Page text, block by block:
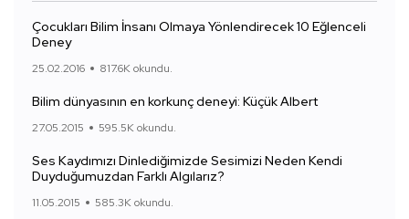
Çocukları Bilim İnsanı Olmaya Yönlendirecek 10 Eğlenceli
Deney
25.02.2016 817.6K okundu.
Bilim dünyasının en korkunç deneyi: Küçük Albert
27.05.2015 595.5K okundu.
Ses Kaydımızı Dinlediğimizde Sesimizi Neden Kendi
Duyduğumuzdan Farklı Algılarız?
11.05.2015 585.3K okundu.